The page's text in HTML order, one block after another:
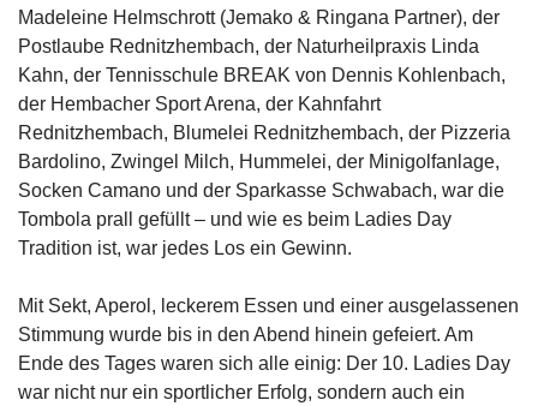
Madeleine Helmschrott (Jemako & Ringana Partner), der
Postlaube Rednitzhembach, der Naturheilpraxis Linda
Kahn, der Tennisschule BREAK von Dennis Kohlenbach,
der Hembacher Sport Arena, der Kahnfahrt
Rednitzhembach, Blumelei Rednitzhembach, der Pizzeria
Bardolino, Zwingel Milch, Hummelei, der Minigolfanlage,
Socken Camano und der Sparkasse Schwabach, war die
Tombola prall gefüllt – und wie es beim Ladies Day
Tradition ist, war jedes Los ein Gewinn.
Mit Sekt, Aperol, leckerem Essen und einer ausgelassenen
Stimmung wurde bis in den Abend hinein gefeiert. Am
Ende des Tages waren sich alle einig: Der 10. Ladies Day
war nicht nur ein sportlicher Erfolg, sondern auch ein